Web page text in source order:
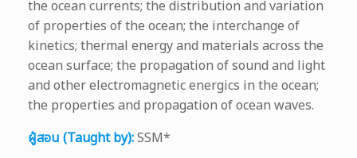
the ocean currents; the distribution and variation
of properties of the ocean; the interchange of
kinetics; thermal energy and materials across the
ocean surface; the propagation of sound and light
and other electromagnetic energics in the ocean;
the properties and propagation of ocean waves.
ผู้สอน (Taught by):SSM*